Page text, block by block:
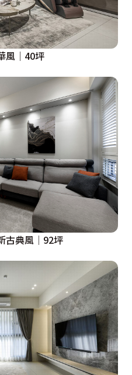
風│40坪
古典風│92坪